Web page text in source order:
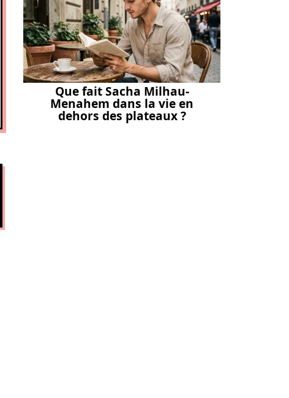
Que fait Sacha Milhau-
Menahem dans la vie en
dehors des plateaux ?